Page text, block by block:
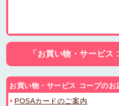
「お買い物・サービス
お買い物・サービス コープのお
POSAカードのご案内